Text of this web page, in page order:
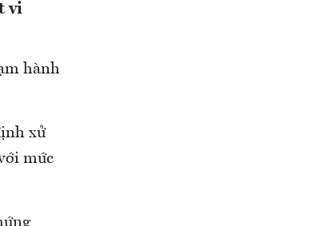
vi
hành
xử
mức